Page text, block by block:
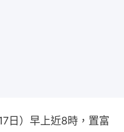
日）早上近8時，置富